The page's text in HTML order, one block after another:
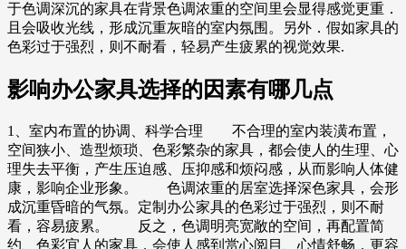
于色调深沉的家具在背景色调浓重的空间里会显得感觉更重．
且会吸收光线，形成沉重灰暗的室内氛围。另外．假如家具的
色彩过于强烈，则不耐看，轻易产生疲累的视觉效果.
影响办公家具选择的因素有哪几点
1、室内布置的协调、科学合理 不合理的室内装潢布置，
空间狭小、造型烦琐、色彩繁杂的家具，都会使人的生理、心
理失去平衡，产生压迫感、压抑感和烦闷感，从而影响人体健
康，影响企业形象。 色调浓重的居室选择深色家具，会形
成沉重昏暗的气氛。定制办公家具的色彩过于强烈，则不耐
看，容易疲累。 反之，色调明亮宽敞的空间，再配置简
约、色彩宜人的家具，会使人感到赏心阅目、心情舒畅，更容